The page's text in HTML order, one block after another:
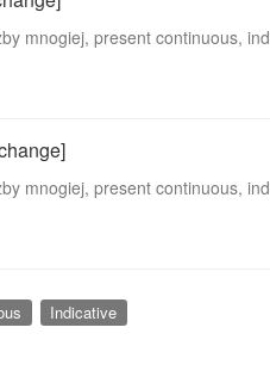
mnogiej, present continuous,
mnogiej, present continuous,
Indicative